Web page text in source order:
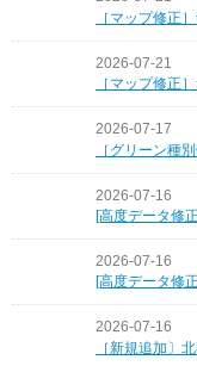
［マップ修正
2026-07-21
［マップ修正
2026-07-17
［グリーン種
2026-07-16
[高度データ修
2026-07-16
[高度データ修
2026-07-16
［新規追加〕